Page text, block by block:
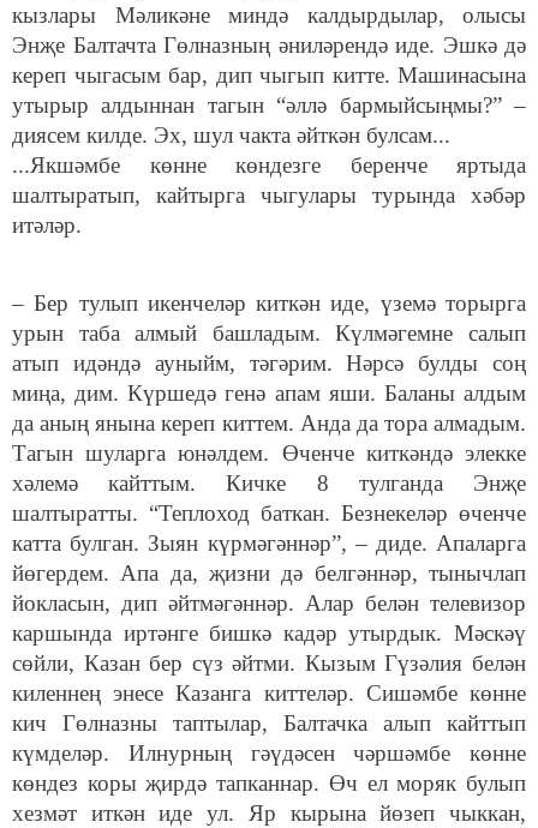
кызлары Мәликәне миндә калдырдылар, олысы
Энҗе Балтачта Гөлназның әниләрендә иде. Эшкә дә
кереп чыгасым бар, дип чыгып китте. Машинасына
утырыр алдыннан тагын “әллә бармыйсыңмы?” –
диясем килде. Эх, шул чакта әйткән булсам...
...Якшәмбе көнне көндезге беренче яртыда
шалтыратып, кайтырга чыгулары турында хәбәр
итәләр.
– Бер тулып икенчеләр киткән иде, үземә торырга
урын таба алмый башладым. Күлмәгемне салып
атып идәндә ауныйм, тәгәрим. Нәрсә булды соң
миңа, дим. Күршедә генә апам яши. Баланы алдым
да аның янына кереп киттем. Анда да тора алмадым.
Тагын шуларга юнәлдем. Өченче киткәндә элекке
хәлемә кайттым. Кичке 8 тулганда Энҗе
шалтыратты. “Теплоход баткан. Безнекеләр өченче
катта булган. Зыян күрмәгәннәр”, – диде. Апаларга
йөгердем. Апа да, җизни дә белгәннәр, тынычлап
йокласын, дип әйтмәгәннәр. Алар белән телевизор
каршында иртәнге бишкә кадәр утырдык. Мәскәү
сөйли, Казан бер сүз әйтми. Кызым Гүзәлия белән
киленнең энесе Казанга киттеләр. Сишәмбе көнне
кич Гөлназны таптылар, Балтачка алып кайттып
күмделәр. Илнурның гәүдәсен чәршәмбе көнне
көндез коры җирдә тапканнар. Өч ел моряк булып
хезмәт иткән иде ул. Яр кырына йөзеп чыккан,